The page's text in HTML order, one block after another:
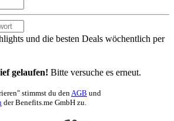
und die besten Deals wöchentlich per
gelaufen! Bitte versuche es erneut.
stimmst du denAGB und
der Benefits.me GmbH zu.